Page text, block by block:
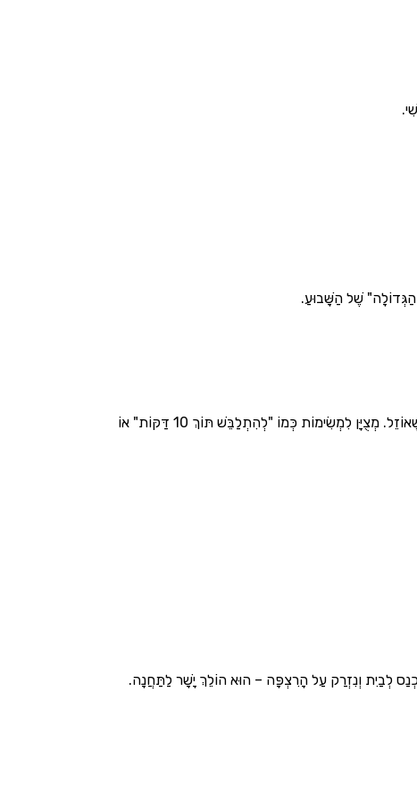
הַגְּדוֹלָה" שֶׁל הַשָּׁבוּעַ.
כְּלִי קְרִיטִי! שָׁעוֹן שֶׁמַּרְאֶה בְּצֶבַע (לְמָשָׁל אָדֹם) כַּמָּה זְמַן נוֹתַר, וְהַצֶּבַע נֶעֱלַם כְּכָל שֶׁהַזְּמַן עוֹבֵר. זֶה עוֹזֵר לָהֶם "לִרְאוֹת" אֶת הַזְּמַן שֶׁאוֹזֵל. מְצֻיָּן לִמְשִׂימוֹת כְּמוֹ "לְהִתְלַבֵּשׁ תּוֹךְ 10 דַּקּוֹת" אוֹ
לְבַיִת וְנִזְרַק עַל הָרִצְפָּה – הוּא הוֹלֵךְ יָשָׁר לַתַּחֲנָה.